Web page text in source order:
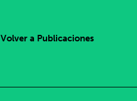
Volver a Publicaciones